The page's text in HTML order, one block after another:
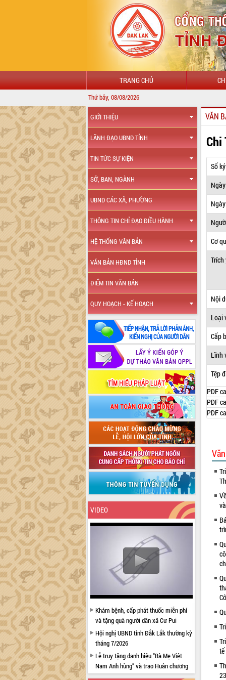
TRANG CHỦ
Thứ bảy, 08/08/2026
GIỚI THIỆU
LÃNH ĐẠO UBND TỈNH
TIN TỨC SỰ KIỆN
SỞ, BAN, NGÀNH
UBND CÁC XÃ, PHƯỜNG
THÔNG TIN CHỈ ĐẠO ĐIỀU HÀNH
HỆ THỐNG VĂN BẢN
VĂN BẢN HĐND TỈNH
ĐIỂM TIN VĂN BẢN
QUY HOẠCH - KẾ HOẠCH
VIDEO
Khám bệnh, cấp phát thuốc miễn phí
và tặng quà người dân xã Cư Pui
Hội nghị UBND tỉnh Đắk Lắk thường kỳ
tháng 7/2026
Lễ truy tặng danh hiệu “Bà Mẹ Việt
Nam Anh hùng” và trao Huân chương
Lao động
VĂN
Chi
Số
Cơ
Trích
Nội
Loại
Cấp
Lĩnh
Tệp
PDF
PDF
PDF